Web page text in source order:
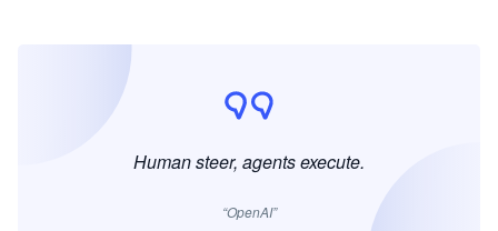
Human steer, agents execute.
“OpenAI”